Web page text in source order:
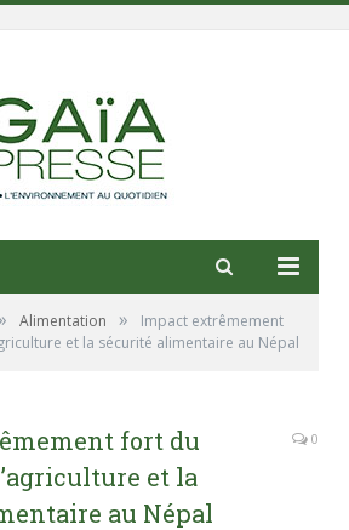
Alimentation »
Impact extrêmement
et la sécurité alimentaire au Népal
fort du
et la
au Népal
0